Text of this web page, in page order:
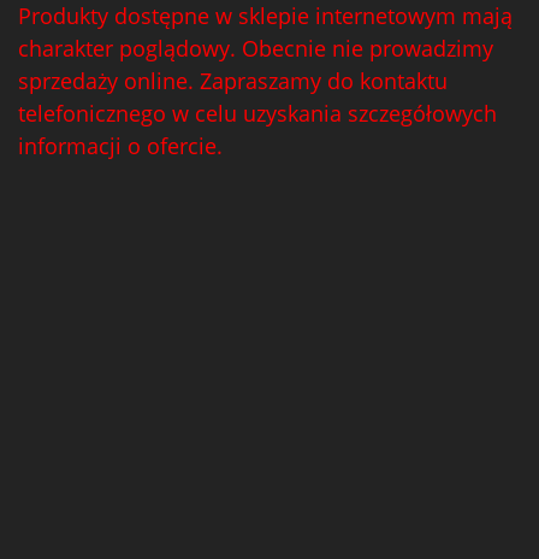
Produkty dostępne w sklepie internetowym mają
charakter poglądowy. Obecnie nie prowadzimy
sprzedaży online. Zapraszamy do kontaktu
telefonicznego w celu uzyskania szczegółowych
informacji o ofercie.